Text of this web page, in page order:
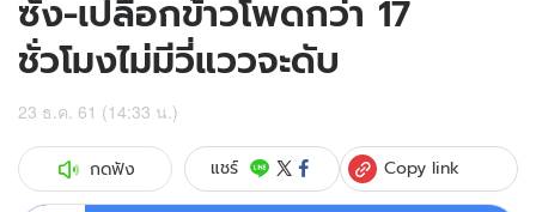
ซัง-เปลือกข้าวโพดกว่า 17
ชั่วโมงไม่มีวี่แววจะดับ
23 ธ.ค. 61 (14:33 น.)
กดฟัง แชร์ Copy link